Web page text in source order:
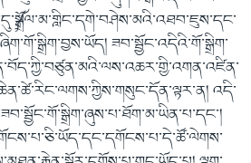
ཟབ་སྦྱོང་འདིའི་གོ་སྒྲིག་
འདི་